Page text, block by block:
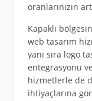
oranlarınızın
Kapaklı
web tasarım
yanı sıra logo
entegrasyonu
hizmetlerle de
ihtiyaçlarına